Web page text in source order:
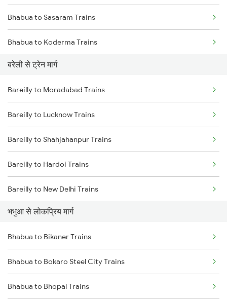
Chennai to Coimbatore Trains
Bhabua to Sasaram Trains
Bhabua to Koderma Trains
Bhabua to Gomoh Trains
Bhabua to Isri Trains
Bhabua to Dhanbad Trains
Bhabua to Kanpur Trains
Bhabua to Varanasi Trains
Bhabua to Asansol Trains
Bhabua to Kolkata Trains
Bhabua to Durgapur Trains
बरेली से ट्रेन मार्ग
Bareilly to Moradabad Trains
Bareilly to Lucknow Trains
Bareilly to Shahjahanpur Trains
Bareilly to Hardoi Trains
Bareilly to New Delhi Trains
Bareilly to Rampur Trains
भभुआ से लोकप्रिय मार्ग
Bhabua to Bikaner Trains
Bhabua to Bokaro Steel City Trains
Bhabua to Bhopal Trains